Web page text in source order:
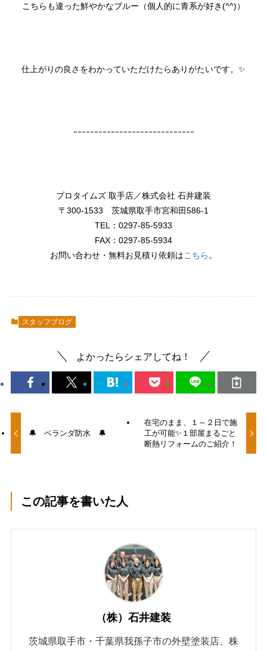
こちらも違った鮮やかなブルー（個人的に青系が好き(^^)）
仕上がりの良さをわかっていただけたらありがたいです。✨
ｰｰｰｰｰｰｰｰｰｰｰｰｰｰｰｰｰｰｰｰｰｰｰｰｰｰｰｰｰ
プロタイムズ 取手店／株式会社 石井建装
〒300-1533 茨城県取手市宮和田586-1
TEL：0297-85-5933
FAX：0297-85-5934
お問い合わせ・無料お見積り依頼はこちら 。
スタッフブログ
よかったらシェアしてね！
🔔 ベランダ防水 🔔
在宅のまま、１～２日で施
工が可能✨１部屋まるごと
断熱リフォームのご紹介！
この記事を書いた人
（株）石井建装
茨城県取手市・千葉県我孫子市の外壁塗装店、株